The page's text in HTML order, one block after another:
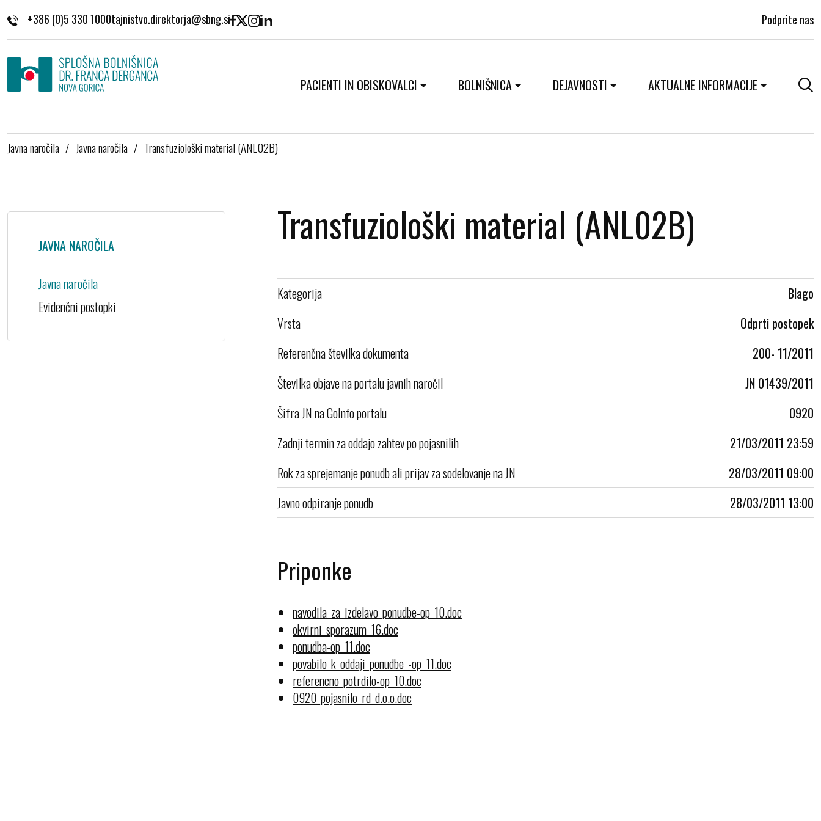
+386 (0)5 330 1000 Podprite nas
PACIENTI IN OBISKOVALCI BOLNIŠNICA DEJAVNOSTI AKTUALNE INFORMACIJE
Javna naročila / Javna naročila / Transfuziološki material (ANL02B)
JAVNA NAROČILA
Javna naročila
Evidenčni postopki
Transfuziološki material (ANL02B)
Kategorija
Blago
Vrsta
Odprti postopek
Referenčna številka dokumenta
200- 11/2011
Številka objave na portalu javnih naročil
JN 01439/2011
Šifra JN na GoInfo portalu
0920
Zadnji termin za oddajo zahtev po pojasnilih
21/03/2011 23:59
Rok za sprejemanje ponudb ali prijav za sodelovanje na JN
28/03/2011 09:00
Javno odpiranje ponudb
28/03/2011 13:00
Priponke
navodila_za_izdelavo_ponudbe-op_10.doc
okvirni_sporazum_16.doc
ponudba-op_11.doc
povabilo_k_oddaji_ponudbe_-op_11.doc
referencno_potrdilo-op_10.doc
0920_pojasnilo_rd_d.o.o.doc